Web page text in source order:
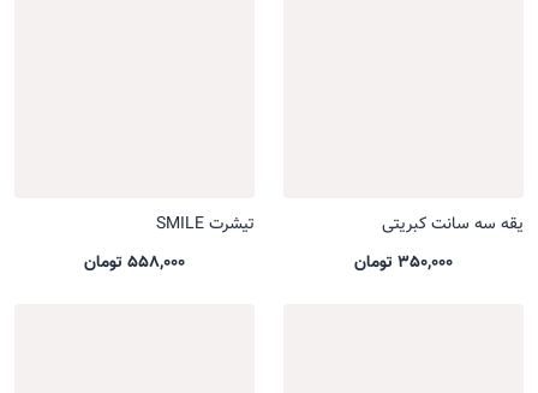
یقه سه سانت کبریتی
350,000 تومان
تیشرت SMILE
558,000 تومان